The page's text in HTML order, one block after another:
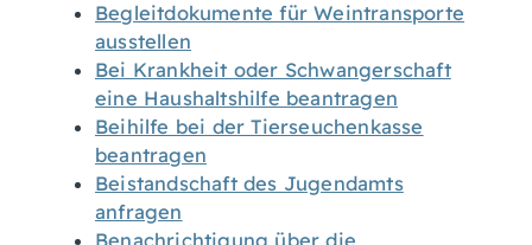
Begleitdokumente für Weintransporte
ausstellen
Bei Krankheit oder Schwangerschaft
eine Haushaltshilfe beantragen
Beihilfe bei der Tierseuchenkasse
beantragen
Beistandschaft des Jugendamts
anfragen
Benachrichtigung über die